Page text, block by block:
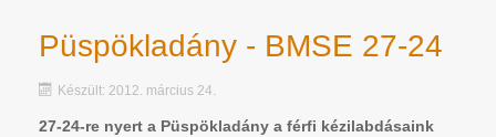
Püspökladány - BMSE 27-24
Készült: 2012. március 24.
27-24-re nyert a Püspökladány a férfi kézilabdásaink